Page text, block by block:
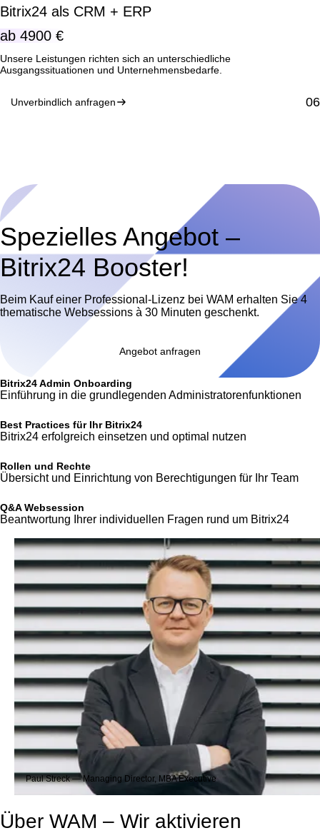
Bitrix24 als CRM + ERP
ab 4900 €
Unsere Leistungen richten sich an unterschiedliche
Ausgangssituationen und Unternehmensbedarfe.
Unverbindlich anfragen
Spezielles Angebot –
Bitrix24 Booster!
Beim Kauf einer Professional-Lizenz bei WAM erhalten Sie 4
thematische Websessions à 30 Minuten geschenkt.
Angebot anfragen
Bitrix24 Admin Onboarding
Einführung in die grundlegenden Administratorenfunktionen
Best Practices für Ihr Bitrix24
Bitrix24 erfolgreich einsetzen und optimal nutzen
Rollen und Rechte
Übersicht und Einrichtung von Berechtigungen für Ihr Team
Q&A Websession
Beantwortung Ihrer individuellen Fragen rund um Bitrix24
Über WAM – Wir aktivieren
Paul Streck — Managing Director, MBA Executive